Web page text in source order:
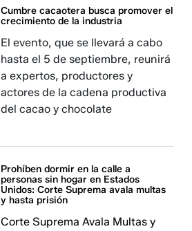
Cumbre cacaotera busca promover el
crecimiento de la industria
El evento, que se llevará a cabo
hasta el 5 de septiembre, reunirá
a expertos, productores y
actores de la cadena productiva
del cacao y chocolate
Prohíben dormir en la calle a
personas sin hogar en Estados
Unidos: Corte Suprema avala multas
y hasta prisión
Corte Suprema Avala Multas y